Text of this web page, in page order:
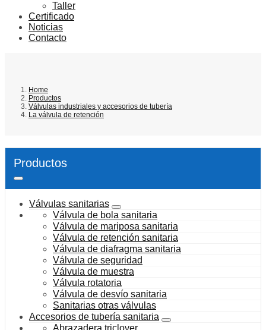
Taller
Certificado
Noticias
Contacto
Home
Productos
Válvulas industriales y accesorios de tubería
La válvula de retención
Productos
Válvulas sanitarias
Válvula de bola sanitaria
Válvula de mariposa sanitaria
Válvula de retención sanitaria
Válvula de diafragma sanitaria
Válvula de seguridad
Válvula de muestra
Válvula rotatoria
Válvula de desvío sanitaria
Sanitarias otras válvulas
Accesorios de tubería sanitaria
Abrazadera triclover